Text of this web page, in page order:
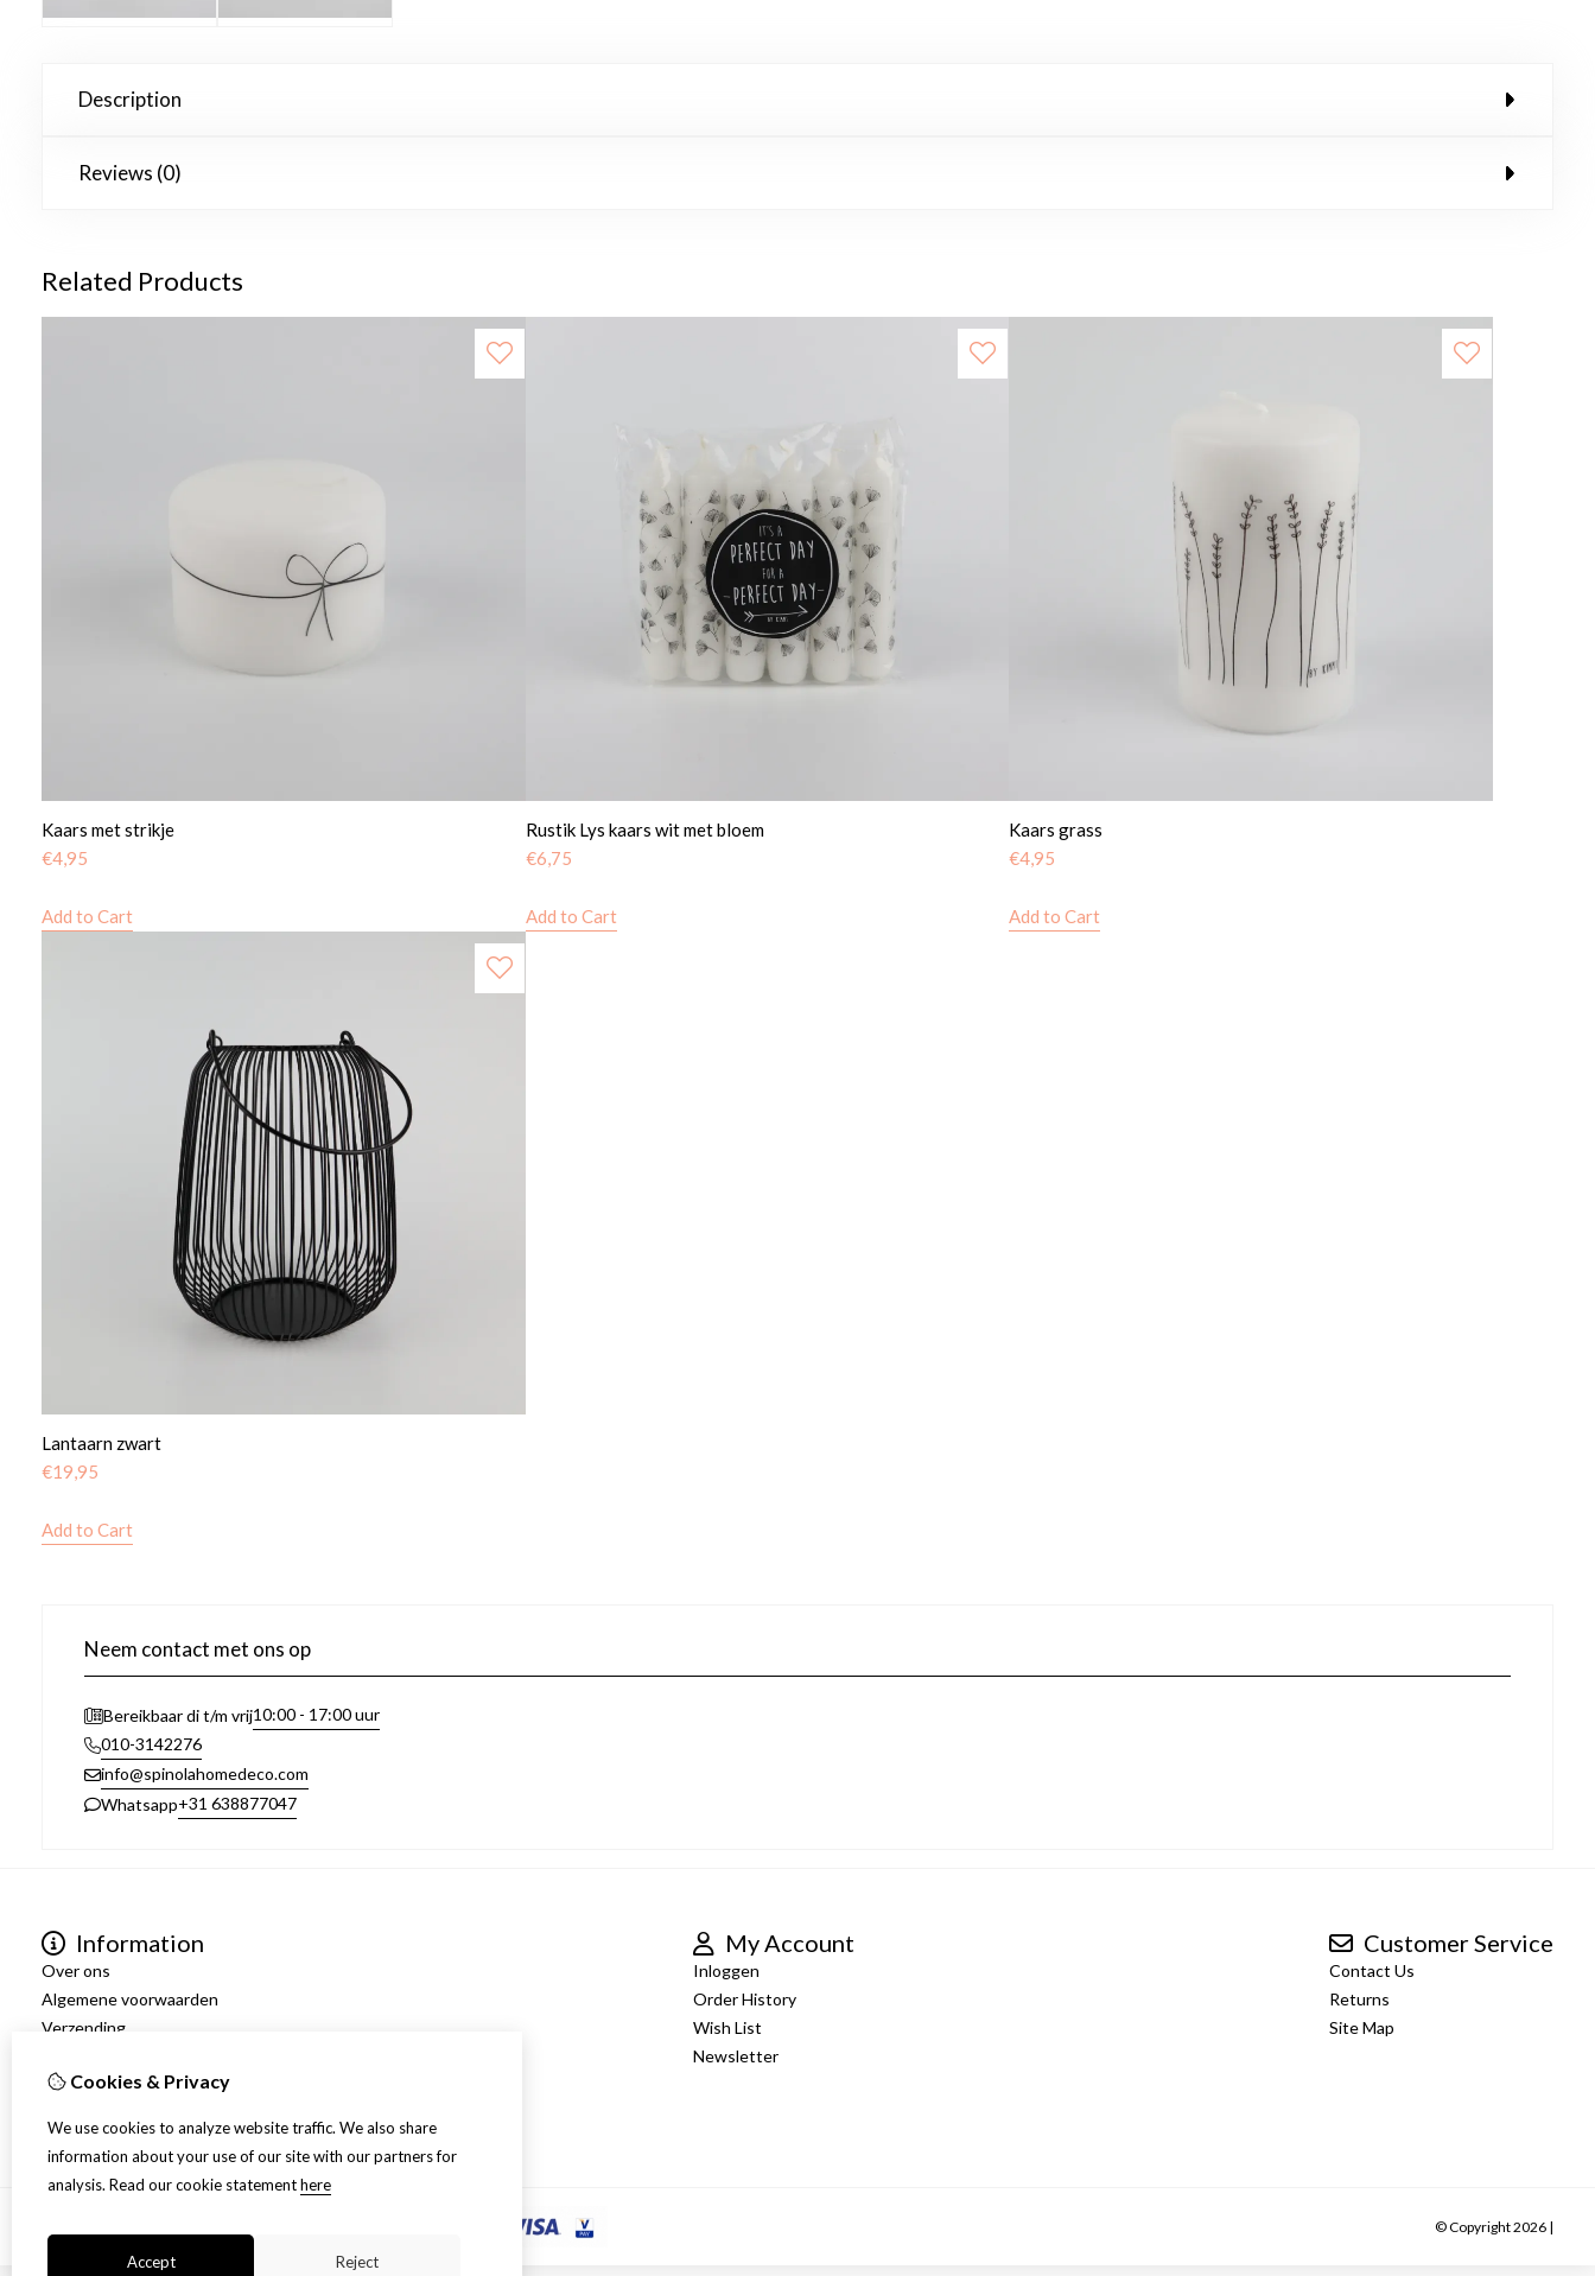
Description
Reviews (0)
Related Products
Kaars met strikje
€4,95
Add to Cart
Rustik Lys kaars wit met bloem
€6,75
Add to Cart
Kaars grass
€4,95
Add to Cart
Lantaarn zwart
€19,95
Add to Cart
Neem contact met ons op
Bereikbaar di t/m vrij10:00 - 17:00 uur
010-3142276
info@spinolahomedeco.com
Whatsapp+31 638877047
Information
Over ons
Algemene voorwaarden
Verzending
Privacy Policy
My Account
Inloggen
Order History
Wish List
Newsletter
Customer Service
Contact Us
Returns
Site Map
© Copyright 2026 |
Cookies & Privacy
We use cookies to analyze website traffic. We also share
information about your use of our site with our partners for
analysis. Read our cookie statementhere
Accept Reject